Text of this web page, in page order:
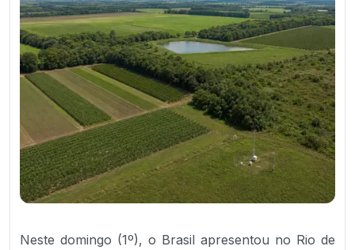
Neste domingo (1º), o Brasil apresentou no Rio de